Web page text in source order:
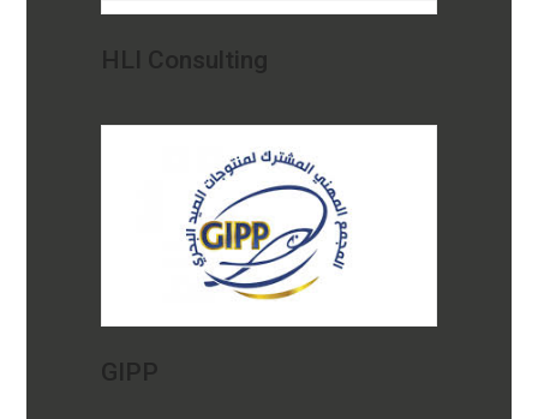
HLI Consulting
GIPP